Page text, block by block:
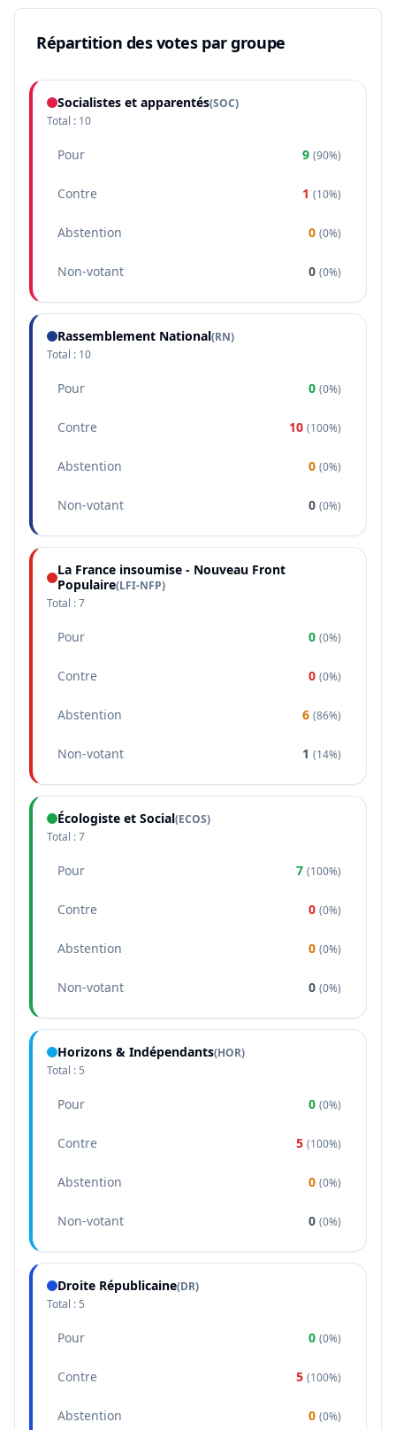
Répartition des votes par groupe
Socialistes et apparentés(SOC)
Total : 10
Pour 9 (90%)
Contre 1 (10%)
Abstention 0 (0%)
Non-votant 0 (0%)
Rassemblement National(RN)
Total : 10
Pour 0 (0%)
Contre 10 (100%)
Abstention 0 (0%)
Non-votant 0 (0%)
La France insoumise - Nouveau Front
Populaire(LFI-NFP)
Total :7
Pour 0 (0%)
Contre 0 (0%)
Abstention 6 (86%)
Non-votant 1 (14%)
Écologiste et Social(ECOS)
Total :7
Pour 7 (100%)
Contre 0 (0%)
Abstention 0 (0%)
Non-votant 0 (0%)
Horizons & Indépendants(HOR)
Total : 5
Pour 0 (0%)
Contre 5 (100%)
Abstention 0 (0%)
Non-votant 0 (0%)
Droite Républicaine(DR)
Total : 5
Pour 0 (0%)
Contre 5 (100%)
Abstention 0 (0%)